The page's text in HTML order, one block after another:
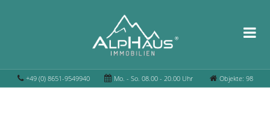
+49 (0) 8651-9549940 Mo. - So. 08.00 - 20.00 Uhr Objekte: 98